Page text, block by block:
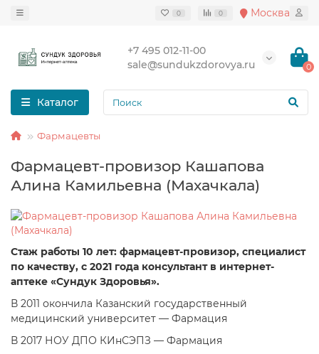
0 0 Москва
+7 495 012-11-00
sale@sundukzdorovya.ru
0
Каталог
Фармацевты
Фармацевт-провизор Кашапова
Алина Камильевна (Махачкала)
Стаж работы 10 лет: фармацевт-провизор, специалист
по качеству, с 2021 года консультант в интернет-
аптеке «Сундук Здоровья».
В 2011 окончила Казанский государственный
медицинский университет — Фармация
В 2017 НОУ ДПО КИнСЭПЗ — Фармация